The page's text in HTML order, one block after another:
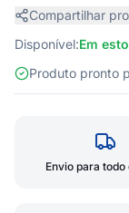
Compartilhar
Disponível:Em
Produto pronto
Envio para todo